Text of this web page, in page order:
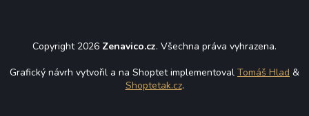
Copyright 2026 Zenavico.cz. Všechna práva vyhrazena.
Grafický návrh vytvořil a na Shoptet implementoval Tomáš Hlad &
Shoptetak.cz.